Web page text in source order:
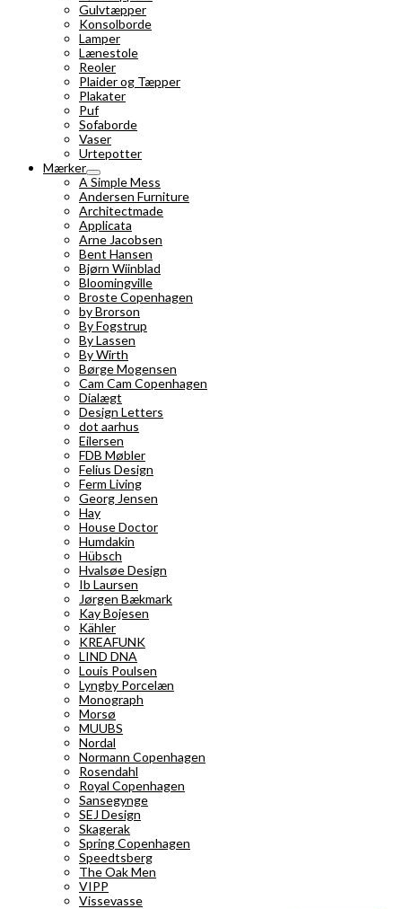
Gulvtæpper
Konsolborde
Lamper
Lænestole
Reoler
Plaider og Tæpper
Plakater
Puf
Sofaborde
Vaser
Urtepotter
Mærker
A Simple Mess
Andersen Furniture
Architectmade
Applicata
Arne Jacobsen
Bent Hansen
Bjørn Wiinblad
Bloomingville
Broste Copenhagen
by Brorson
By Fogstrup
By Lassen
By Wirth
Børge Mogensen
Cam Cam Copenhagen
Dialægt
Design Letters
dot aarhus
Eilersen
FDB Møbler
Felius Design
Ferm Living
Georg Jensen
Hay
House Doctor
Humdakin
Hübsch
Hvalsøe Design
Ib Laursen
Jørgen Bækmark
Kay Bojesen
Kähler
KREAFUNK
LIND DNA
Louis Poulsen
Lyngby Porcelæn
Monograph
Morsø
MUUBS
Nordal
Normann Copenhagen
Rosendahl
Royal Copenhagen
Sansegynge
SEJ Design
Skagerak
Spring Copenhagen
Speedtsberg
The Oak Men
VIPP
Vissevasse